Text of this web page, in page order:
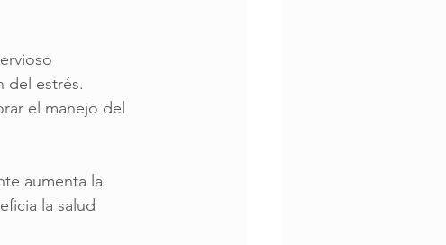
del estrés.
el manejo del
aumenta la
la salud